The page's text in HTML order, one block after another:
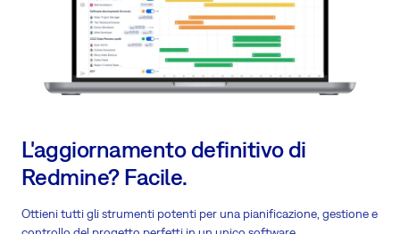
L'aggiornamento definitivo di
Redmine? Facile.
Ottieni tutti gli strumenti potenti per una pianificazione, gestione e